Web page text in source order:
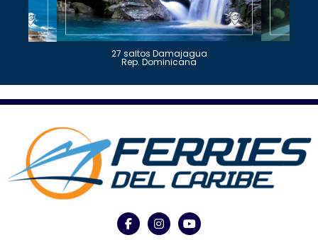
27 saltos Damajagua
Rep. Dominicana